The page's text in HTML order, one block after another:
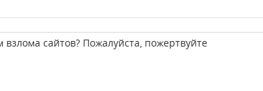
сайтов? Пожалуйста, пожертвуйте